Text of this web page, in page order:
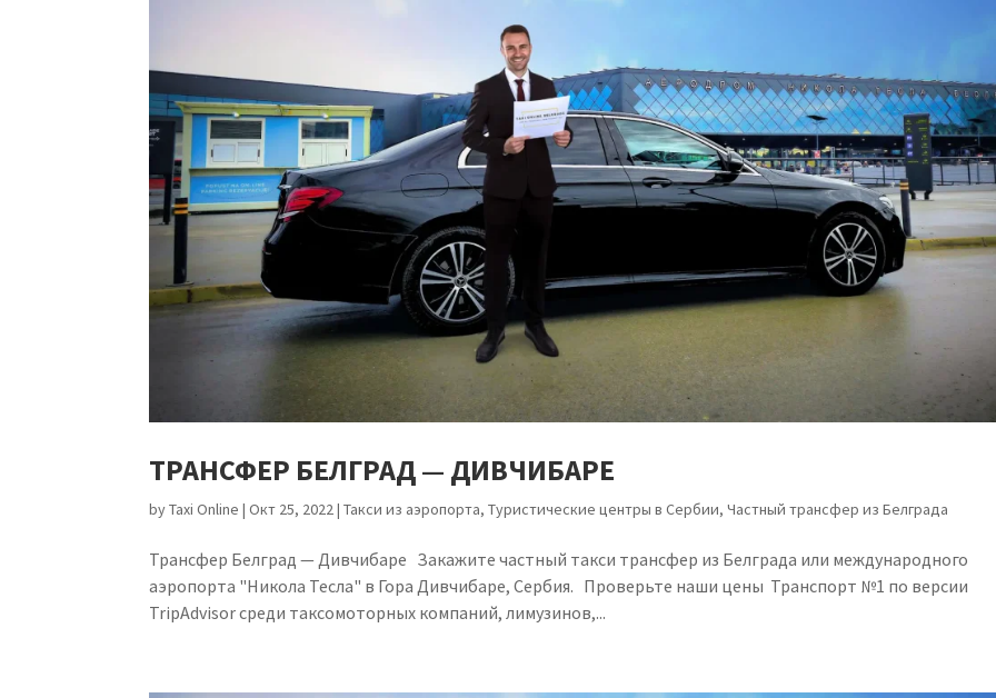
ТРАНСФЕР БЕЛГРАД — ДИВЧИБАРЕ
byTaxi Online |Окт 25, 2022|Такси из аэропорта,Туристические центры в Сербии,Частный трансфер из Белграда
Трансфер Белград — Дивчибаре Закажите частный такси трансфер из Белграда или международного
аэропорта "Никола Тесла" в Гора Дивчибаре, Сербия. Проверьте наши цены Транспорт №1 по версии
TripAdvisor среди таксомоторных компаний, лимузинов,...